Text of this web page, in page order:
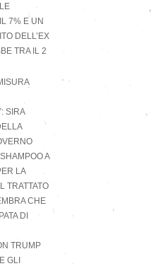
7% E UN
DELL’EX
TRA IL 2
SIRA
A
LA
TRATTATO
CHE
DI
TRUMP
GLI